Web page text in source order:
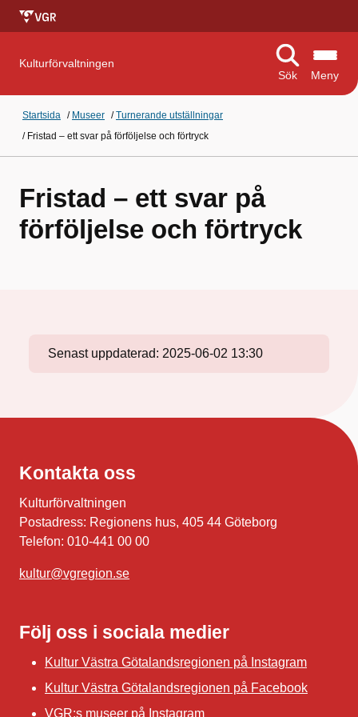
Kulturförvaltningen
Sök
Meny
Startsida / Museer /Turnerande utställningar
/ Fristad – ett svar på förföljelse och förtryck
Fristad – ett svar på
förföljelse och förtryck
Senast uppdaterad: 2025-06-02 13:30
Kontakta oss
Kulturförvaltningen
Postadress: Regionens hus, 405 44 Göteborg
Telefon: 010-441 00 00
kultur@vgregion.se
Följ oss i sociala medier
Kultur Västra Götalandsregionen på Instagram
Kultur Västra Götalandsregionen på Facebook
VGR:s museer på Instagram